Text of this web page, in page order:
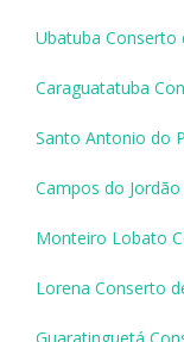
Ubatuba Conserto
Caraguatatuba
Santo Antonio do
Campos do
Monteiro Lobato
Lorena Conserto